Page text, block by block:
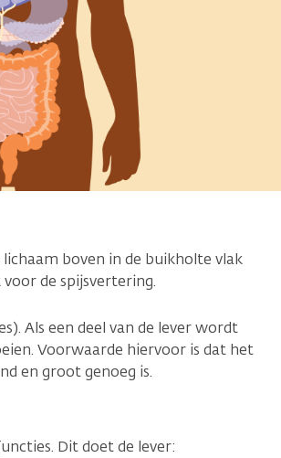
boven in de buikholte vlak
de spijsvertering.
Als een deel van de lever wordt
Voorwaarde hiervoor is dat het
en groot genoeg is.
Dit doet de lever: